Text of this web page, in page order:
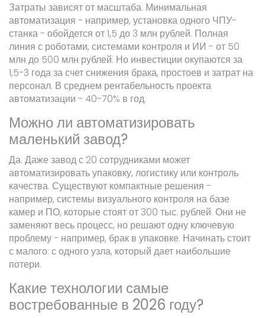
Затраты зависят от масштаба. Минимальная
автоматизация - например, установка одного ЧПУ-
станка - обойдется от 1,5 до 3 млн рублей. Полная
линия с роботами, системами контроля и ИИ - от 50
млн до 500 млн рублей. Но инвестиции окупаются за
1,5-3 года за счет снижения брака, простоев и затрат на
персонал. В среднем рентабельность проекта
автоматизации - 40-70% в год.
Можно ли автоматизировать
маленький завод?
Да. Даже завод с 20 сотрудниками может
автоматизировать упаковку, логистику или контроль
качества. Существуют компактные решения -
например, системы визуального контроля на базе
камер и ПО, которые стоят от 300 тыс. рублей. Они не
заменяют весь процесс, но решают одну ключевую
проблему - например, брак в упаковке. Начинать стоит
с малого: с одного узла, который дает наибольшие
потери.
Какие технологии самые
востребованные в 2026 году?